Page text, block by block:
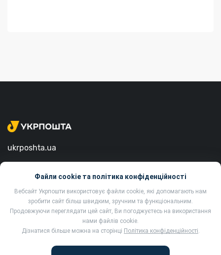
Файли cookie та політика конфіденційності
Вебсайт Укрпошти використовує файли cookie, які допомагають нам
зробити сайт більш швидким, зручним та функціональним.
Продовжуючи переглядати цей сайт, Ви погоджуєтесь на використання
нами файлів cookie.
Дізнатися більше можна на сторінці Політика конфіденційності.
ukrposhta.ua
01001, Україна